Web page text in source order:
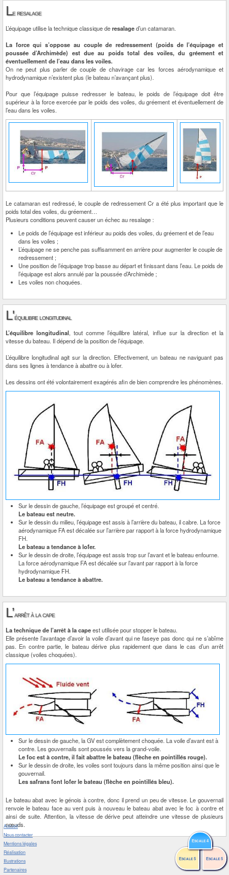
Escale 5
Escale 5
Escale 4
Escale 5
Escale 5
Escale 4
Accueil
Nous contacter
Mentions légales
Réalisation
Illustrations
Partenaires
Le resalage
L’équipage utilise la technique classique deresalaged’un catamaran.
La force qui s’oppose au couple de redressement (poids de l’équipage et
poussée d’Archimède) est due au poids total des voiles, du gréement et
éventuellement de l’eau dans les voiles.
On ne peut plus parler de couple de chavirage car les forces aérodynamique et
hydrodynamique n’existent plus (le bateau n’avançant plus).
Pour que l’équipage puisse redresser le bateau, le poids de l’équipage doit être
supérieur à la force exercée par le poids des voiles, du gréement et éventuellement de
l’eau dans les voiles.
Le catamaran est redressé, le couple de redressement Cr a été plus important que le
poids total des voiles, du gréement…
Plusieurs conditions peuvent causer un échec au resalage :
Le poids de l’équipage est inférieur au poids des voiles, du gréement et de l’eau
dans les voiles ;
L’équipage ne se penche pas suffisamment en arrière pour augmenter le couple de
redressement ;
Une position de l’équipage trop basse au départ et finissant dans l’eau. Le poids de
l’équipage est alors annulé par la poussée d’Archimède ;
Les voiles non choquées.
L'équilibre longitudinal
L’équilibre longitudinal, tout comme l’équilibre latéral, influe sur la direction et la
vitesse du bateau. Il dépend de la position de l’équipage.
L’équilibre longitudinal agit sur la direction. Effectivement, un bateau ne naviguant pas
dans ses lignes à tendance à abattre ou à lofer.
Les dessins ont été volontairement exagérés afin de bien comprendre les phénomènes.
Sur le dessin de gauche, l’équipage est groupé et centré.
Le bateau est neutre.
Sur le dessin du milieu, l’équipage est assis à l’arrière du bateau, il cabre. La force
aérodynamique FA est décalée sur l’arrière par rapport à la force hydrodynamique
FH.
Le bateau a tendance à lofer.
Sur le dessin de droite, l’équipage est assis trop sur l’avant et le bateau enfourne.
La force aérodynamique FA est décalée sur l’avant par rapport à la force
hydrodynamique FH.
Le bateau a tendance à abattre.
L’arrêt à la cape
La technique de l’arrêt à la capeest utilisée pour stopper le bateau.
Elle présente l’avantage d’avoir la voile d’avant qui ne faseye pas donc qui ne s’abîme
pas. En contre partie, le bateau dérive plus rapidement que dans le cas d’un arrêt
classique (voiles choquées).
Sur le dessin de gauche, la GV est complètement choquée. La voile d’avant est à
contre. Les gouvernails sont poussés vers la grand-voile.
Le foc est à contre, il fait abattre le bateau (flèche en pointillés rouge).
Sur le dessin de droite, les voiles sont toujours dans la même position ainsi que le
gouvernail.
Les safrans font lofer le bateau (flèche en pointillés bleu).
Le bateau abat avec le génois à contre, donc il prend un peu de vitesse. Le gouvernail
renvoie le bateau face au vent puis à nouveau le bateau abat avec le foc à contre et
ainsi de suite. Attention, la vitesse de dérive peut atteindre une vitesse de plusieurs
nœuds.